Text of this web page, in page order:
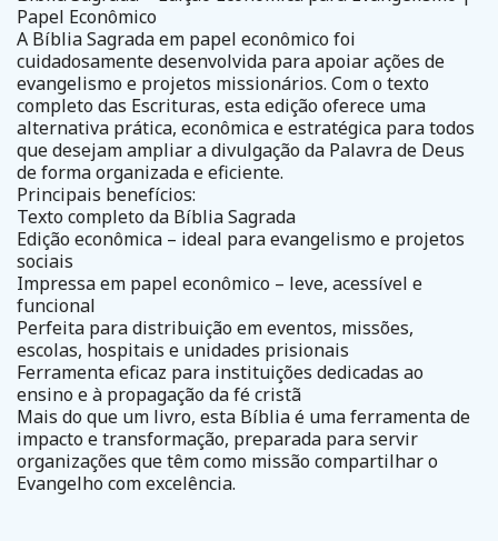
Papel Econômico
A Bíblia Sagrada em papel econômico foi
cuidadosamente desenvolvida para apoiar ações de
evangelismo e projetos missionários. Com o texto
completo das Escrituras, esta edição oferece uma
alternativa prática, econômica e estratégica para todos
que desejam ampliar a divulgação da Palavra de Deus
de forma organizada e eficiente.
Principais benefícios:
Texto completo da Bíblia Sagrada
Edição econômica – ideal para evangelismo e projetos
sociais
Impressa em papel econômico – leve, acessível e
funcional
Perfeita para distribuição em eventos, missões,
escolas, hospitais e unidades prisionais
Ferramenta eficaz para instituições dedicadas ao
ensino e à propagação da fé cristã
Mais do que um livro, esta Bíblia é uma ferramenta de
impacto e transformação, preparada para servir
organizações que têm como missão compartilhar o
Evangelho com excelência.